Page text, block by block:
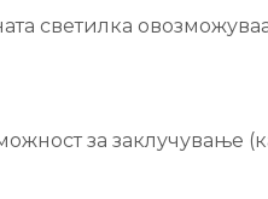
светилка
за заклучување